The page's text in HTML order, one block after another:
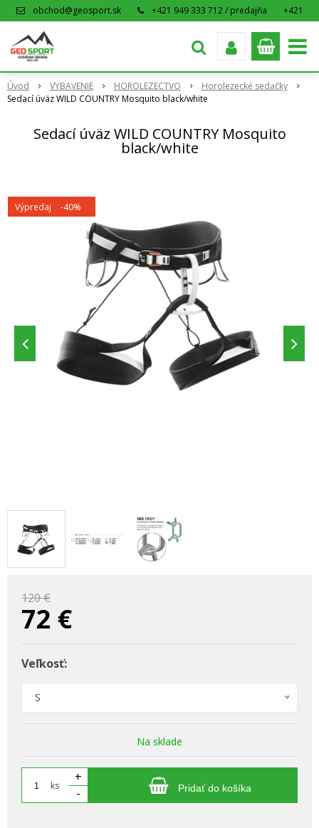
obchod@geosport.sk +421 949 333 712 / predajňa
+421
Úvod VYBAVENIE HOROLEZECTVO
Horolezecké sedačky
Sedací úväz WILD COUNTRY Mosquito black/white
Sedací úväz WILD COUNTRY Mosquito
black/white
Výpredaj -40%
120 €
72 €
Veľkosť:
S
Na sklade
ks
+
-
Pridať do košíka